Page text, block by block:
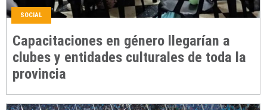
SOCIAL
Capacitaciones en género llegarían a
clubes y entidades culturales de toda la
provincia